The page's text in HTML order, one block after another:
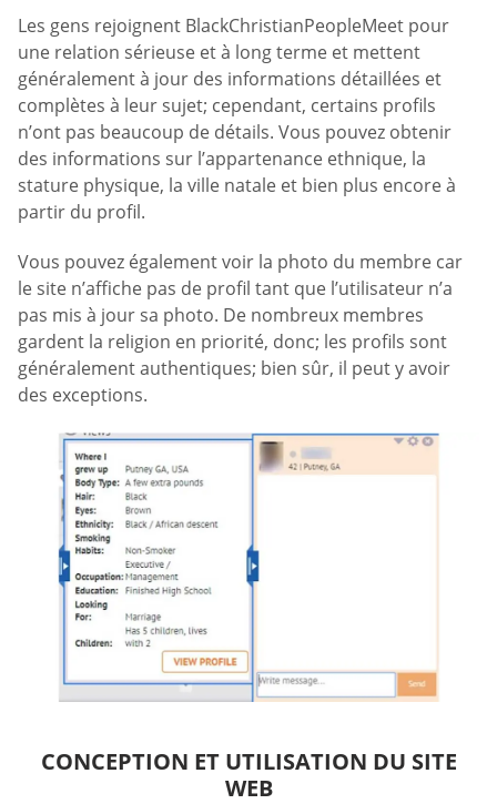
Les gens rejoignent BlackChristianPeopleMeet pour
une relation sérieuse et à long terme et mettent
généralement à jour des informations détaillées et
complètes à leur sujet; cependant, certains profils
n’ont pas beaucoup de détails. Vous pouvez obtenir
des informations sur l’appartenance ethnique, la
stature physique, la ville natale et bien plus encore à
partir du profil.
Vous pouvez également voir la photo du membre car
le site n’affiche pas de profil tant que l’utilisateur n’a
pas mis à jour sa photo. De nombreux membres
gardent la religion en priorité, donc; les profils sont
généralement authentiques; bien sûr, il peut y avoir
des exceptions.
CONCEPTION ET UTILISATION DU SITE
WEB